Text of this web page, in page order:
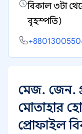
বিকাল ৩টা
বৃহস্পতি)
মেজ. জেন.
মোতাহার
প্রোফাইল